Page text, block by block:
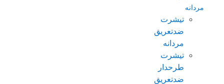
مردانه
تیشرت
ضدتعریق
مردانه
تیشرت
طرحدار
ضدتعریق